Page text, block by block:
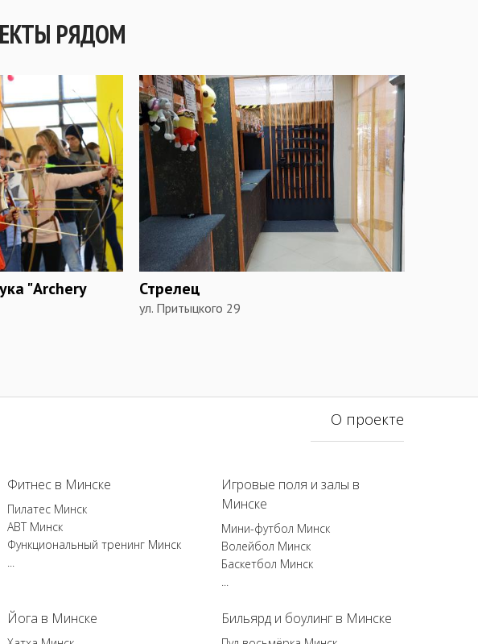
РЯДОМ
"Archery
Стрелец
ул. Притыцкого 29
О проекте
Фитнес в Минске
Пилатес Минск
ABT Минск
Функциональный тренинг Минск
...
Игровые поля и залы в
Минске
Мини-футбол Минск
Волейбол Минск
Баскетбол Минск
...
Йога в Минске Бильярд и боулинг в Минске